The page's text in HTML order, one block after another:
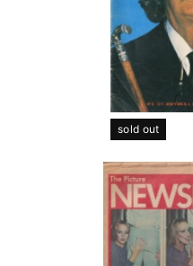
sold out